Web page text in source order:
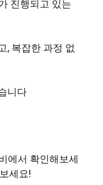
진행되고 있는
, 복잡한 과정 없
니다
에서 확인해보세
세요!